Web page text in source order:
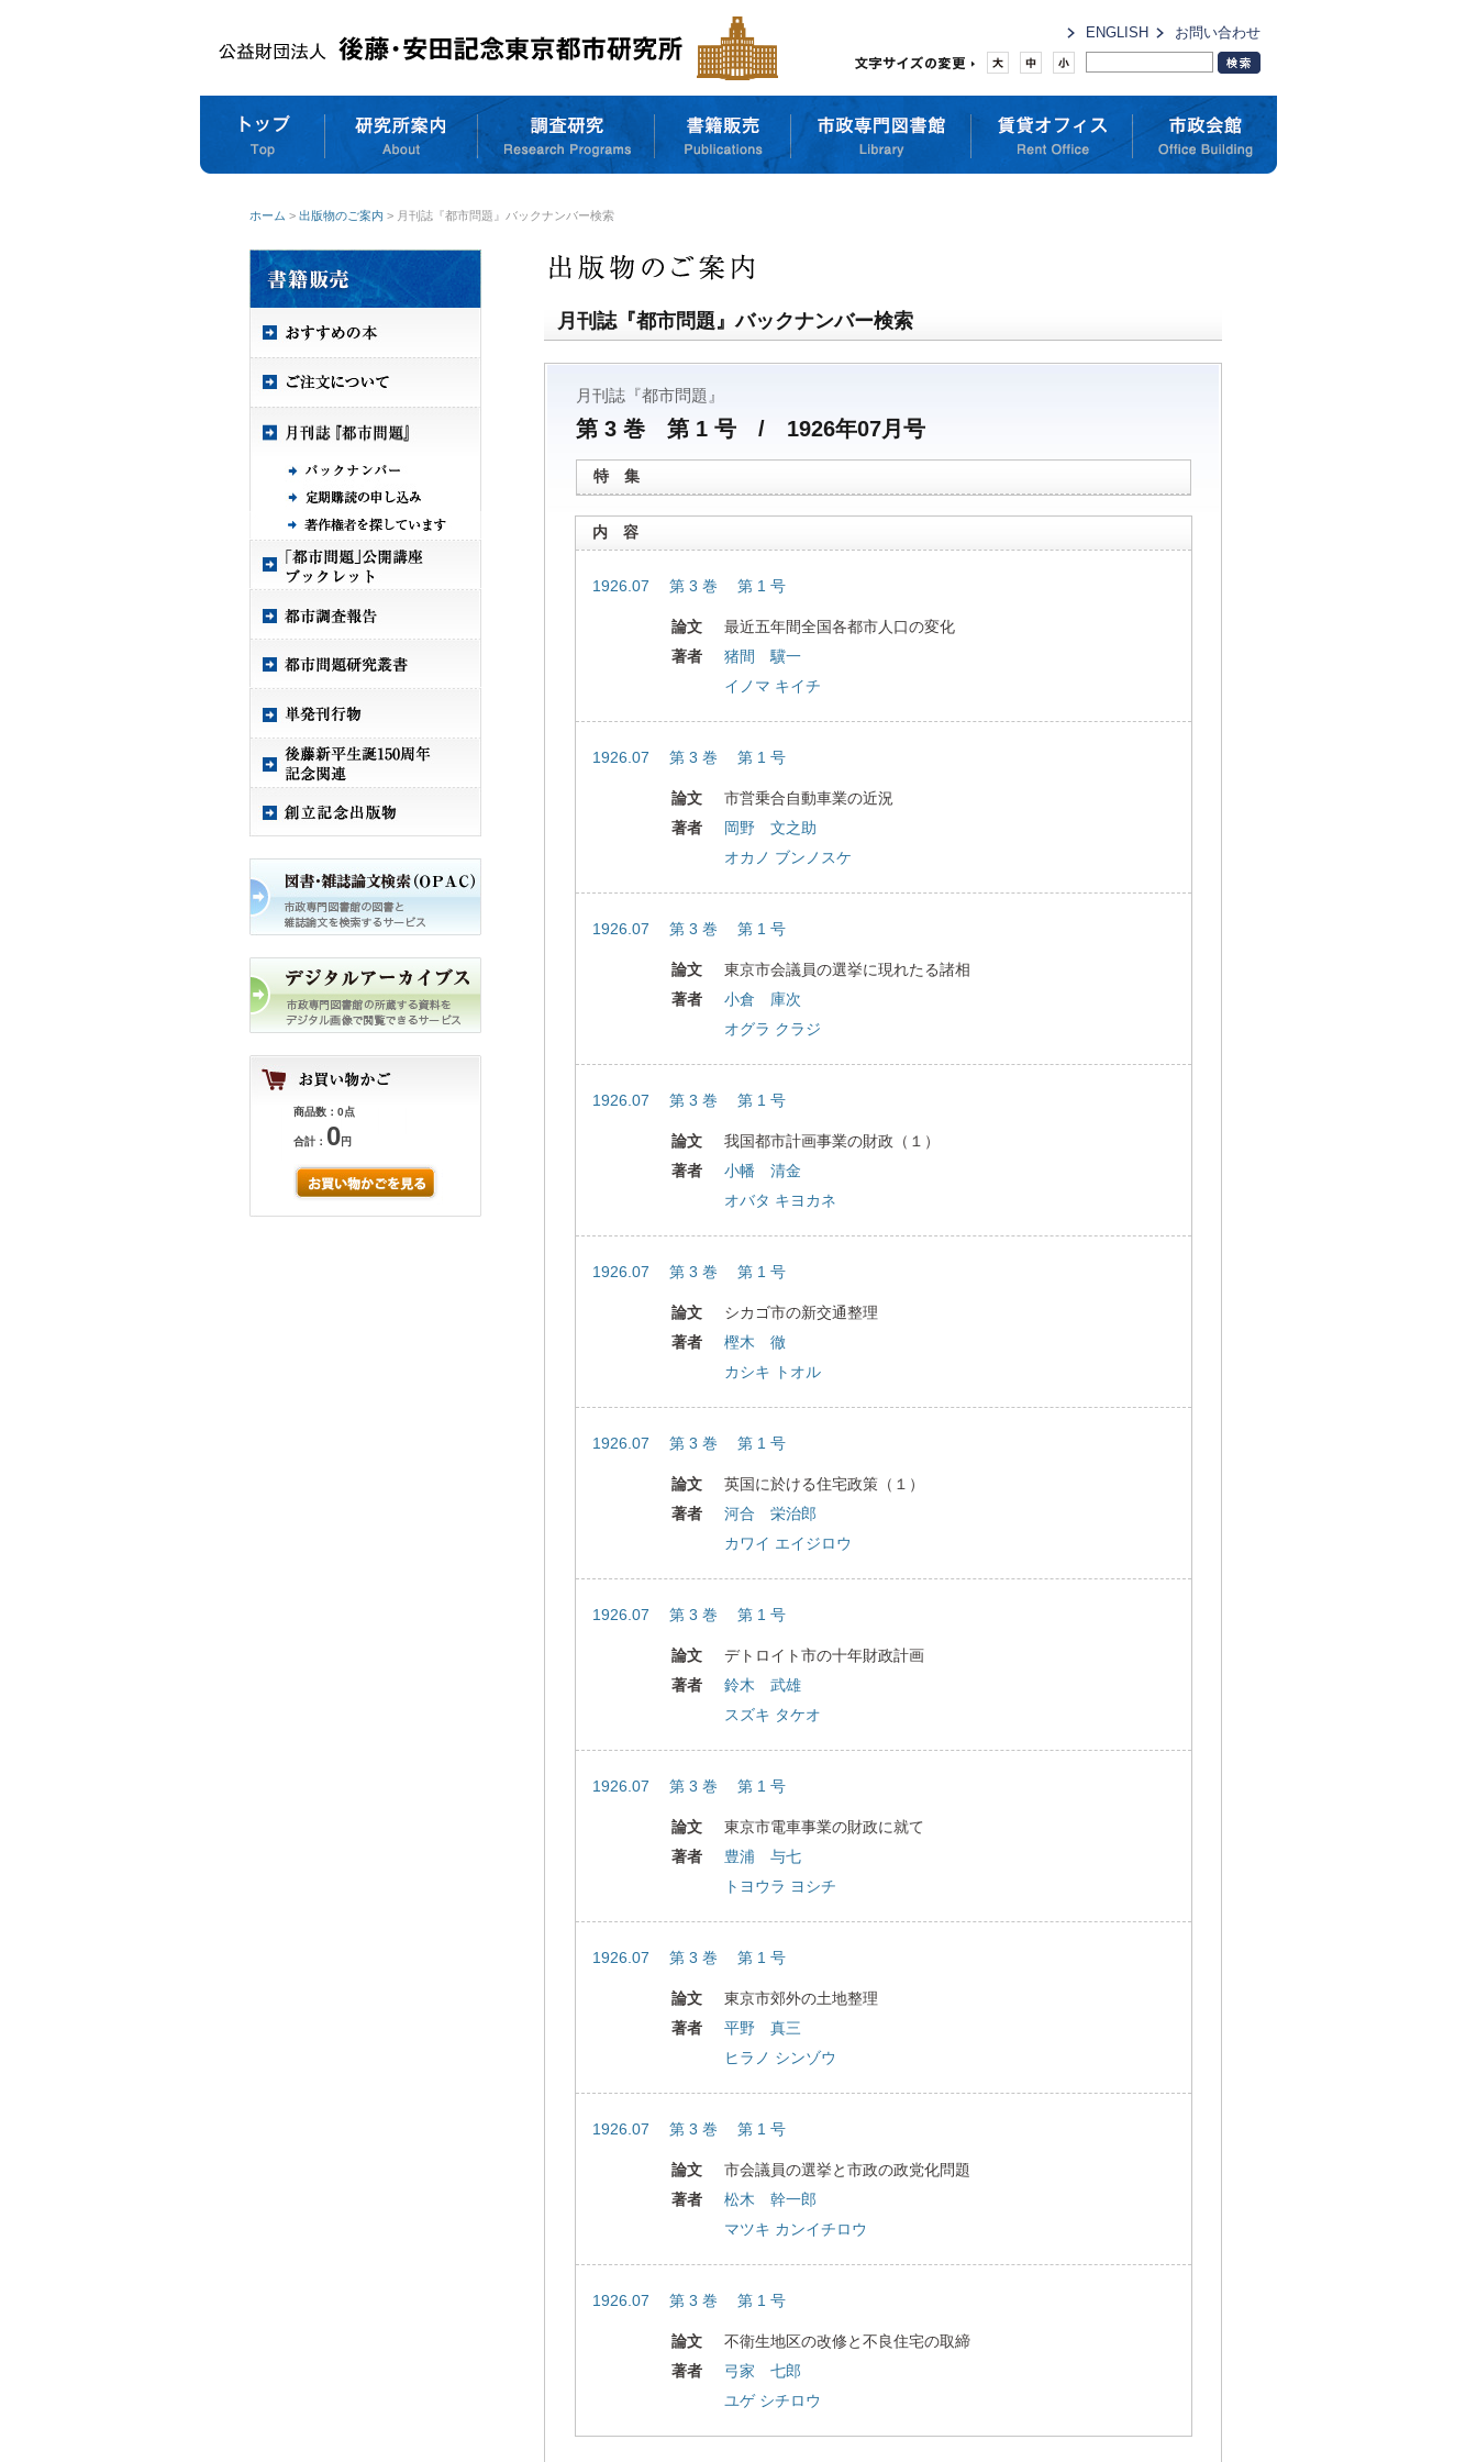
ENGLISH お問い合わせ
ホーム > 出版物のご案内 > 月刊誌『都市問題』バックナンバー検索
商品数：0点
合計： 0円
月刊誌『都市問題』バックナンバー検索
月刊誌『都市問題』
第 3 巻 第 1 号 / 1926年07月号
特 集
内 容
1926.07 第 3 巻 第 1 号
論文
最近五年間全国各都市人口の変化
著者
猪間 驥一
イノマ キイチ
1926.07 第 3 巻 第 1 号
論文
市営乗合自動車業の近況
著者
岡野 文之助
オカノ ブンノスケ
1926.07 第 3 巻 第 1 号
論文
東京市会議員の選挙に現れたる諸相
著者
小倉 庫次
オグラ クラジ
1926.07 第 3 巻 第 1 号
論文
我国都市計画事業の財政（１）
著者
小幡 清金
オバタ キヨカネ
1926.07 第 3 巻 第 1 号
論文
シカゴ市の新交通整理
著者
樫木 徹
カシキ トオル
1926.07 第 3 巻 第 1 号
論文
英国に於ける住宅政策（１）
著者
河合 栄治郎
カワイ エイジロウ
1926.07 第 3 巻 第 1 号
論文
デトロイト市の十年財政計画
著者
鈴木 武雄
スズキ タケオ
1926.07 第 3 巻 第 1 号
論文
東京市電車事業の財政に就て
著者
豊浦 与七
トヨウラ ヨシチ
1926.07 第 3 巻 第 1 号
論文
東京市郊外の土地整理
著者
平野 真三
ヒラノ シンゾウ
1926.07 第 3 巻 第 1 号
論文
市会議員の選挙と市政の政党化問題
著者
松木 幹一郎
マツキ カンイチロウ
1926.07 第 3 巻 第 1 号
論文
不衛生地区の改修と不良住宅の取締
著者
弓家 七郎
ユゲ シチロウ